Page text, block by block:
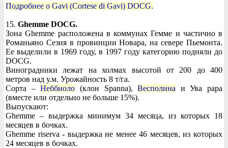
Подробнее о Gavi (Cortese di Gavi) DOCG.
15. Ghemme DOCG.
Зона Ghemme расположена в коммунах Гемме и частично в
Романьяно Сезия в провинции Новара, на севере Пьемонта.
Ее выделили в 1969 году, в 1997 году категорию подняли до
DOCG.
Виноградники лежат на холмах высотой от 200 до 400
метров над у.м. Урожайность 8 т/га.
Сорта –Неббиоло (клон Spanna),Весполина и Ува рара
(вместе или отдельно не больше 15%).
Выпускают:
Ghemme – выдержка минимум 34 месяца, из которых 18
месяцев в бочках.
Ghemme riserva - выдержка не менее 46 месяцев, из которых
24 месяцев в бочках.